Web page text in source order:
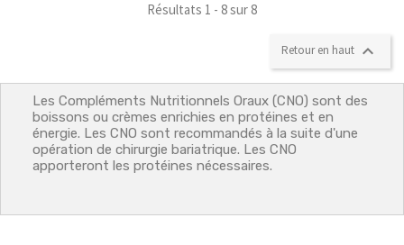
Résultats 1 - 8 sur 8
Retour en haut 
Les Compléments Nutritionnels Oraux (CNO) sont des
boissons ou crèmes enrichies en protéines et en
énergie. Les CNO sont recommandés à la suite d'une
opération de chirurgie bariatrique. Les CNO
apporteront les protéines nécessaires.